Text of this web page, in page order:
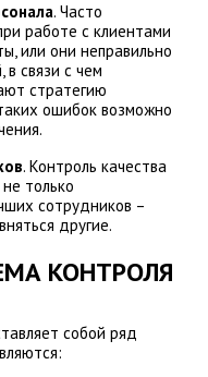
. Часто
работе с клиентами
или они неправильно
в связи с чем
стратегию
ошибок возможно
. Контроль качества
только
сотрудников –
другие.
КОНТРОЛЯ
собой ряд